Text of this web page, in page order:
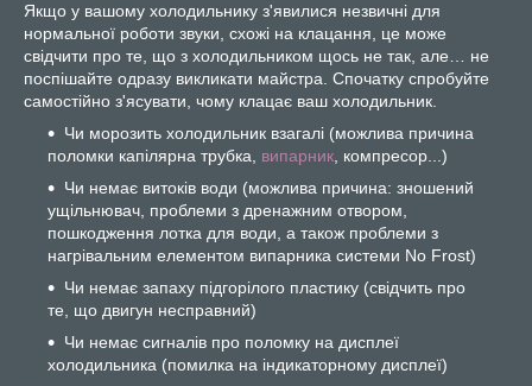
Якщо у вашому холодильнику з'явилися незвичні для
нормальної роботи звуки, схожі на клацання, це може
свідчити про те, що з холодильником щось не так, але… не
поспішайте одразу викликати майстра. Спочатку спробуйте
самостійно з'ясувати, чому клацає ваш холодильник.
Чи морозить холодильник взагалі (можлива причина
поломки капілярна трубка, випарник , компресор...)
Чи немає витоків води (можлива причина: зношений
ущільнювач, проблеми з дренажним отвором,
пошкодження лотка для води, а також проблеми з
нагрівальним елементом випарника системи No Frost)
Чи немає запаху підгорілого пластику (свідчить про
те, що двигун несправний)
Чи немає сигналів про поломку на дисплеї
холодильника (помилка на індикаторному дисплеї)